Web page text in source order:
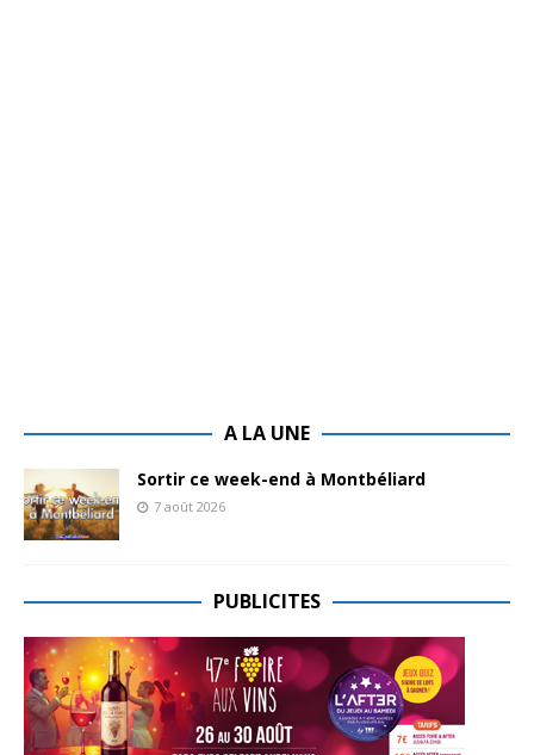
A LA UNE
Sortir ce week-end à Montbéliard
7 août 2026
PUBLICITES